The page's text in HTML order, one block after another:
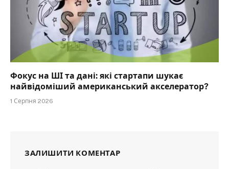
Фокус на ШІ та дані: які стартапи шукає
найвідоміший американський акселератор?
1 Серпня 2026
ЗАЛИШИТИ КОМЕНТАР